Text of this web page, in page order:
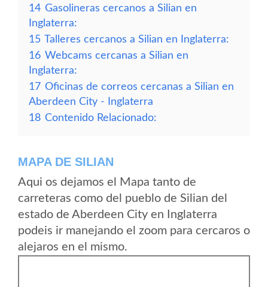
14 Gasolineras cercanos a Silian en
Inglaterra:
15 Talleres cercanos a Silian en Inglaterra:
16 Webcams cercanas a Silian en
Inglaterra:
17 Oficinas de correos cercanas a Silian en
Aberdeen City - Inglaterra
18 Contenido Relacionado:
MAPA DE SILIAN
Aqui os dejamos el Mapa tanto de
carreteras como del pueblo de Silian del
estado de Aberdeen City en Inglaterra
podeis ir manejando el zoom para cercaros o
alejaros en el mismo.